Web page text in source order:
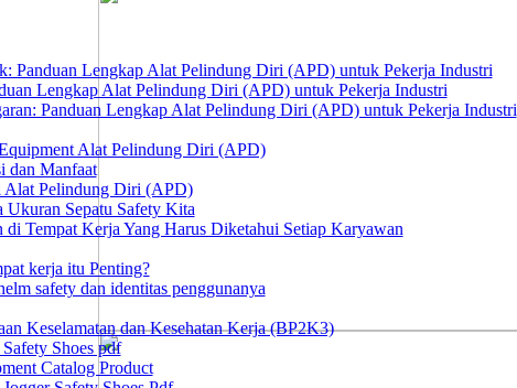
Panduan Lengkap Alat Pelindung Diri (APD) untuk Pekerja Industri
Lengkap Alat Pelindung Diri (APD) untuk Pekerja Industri
Panduan Lengkap Alat Pelindung Diri (APD) untuk Pekerja Industri
Alat Pelindung Diri (APD)
dan Manfaat
Alat Pelindung Diri (APD)
Ukuran Sepatu Safety Kita
di Tempat Kerja Yang Harus Diketahui Setiap Karyawan
kerja itu Penting?
safety dan identitas penggunanya
Keselamatan dan Kesehatan Kerja (BP2K3)
Shoes pdf
Catalog Product